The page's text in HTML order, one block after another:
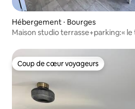
Hébergement ⋅ Bourges
Maison studio terrasse+parking:«
Coup de cœur voyageurs
Coup de cœur voyageurs